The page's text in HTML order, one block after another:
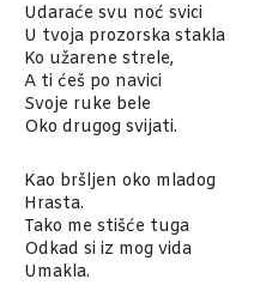
Udaraće svu noć svici
U tvoja prozorska stakla
Ko užarene strele,
A ti ćeš po navici
Svoje ruke bele
Oko drugog svijati.
Kao bršljen oko mladog
Hrasta.
Tako me stišće tuga
Odkad si iz mog vida
Umakla.